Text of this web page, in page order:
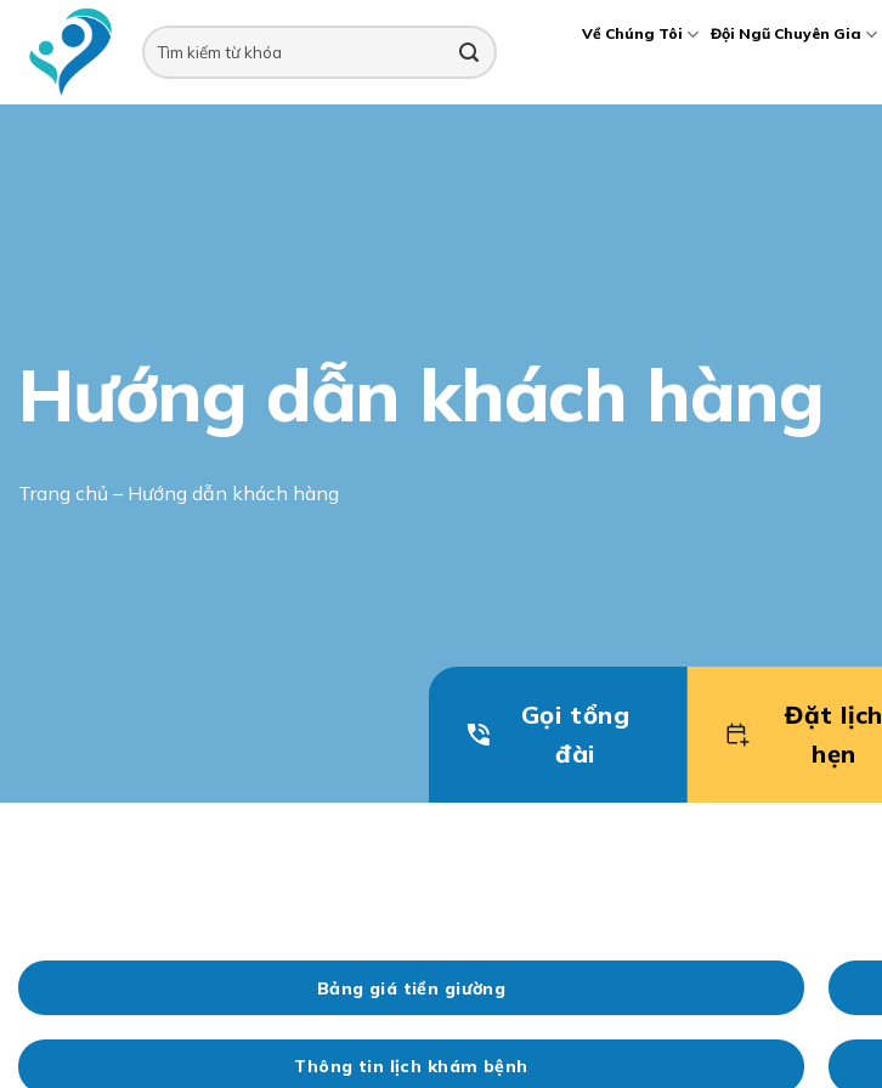
content
Về Chúng Tôi Đội Ngũ Chuyên Gia
Hướng dẫn khách hàng
Trang chủ – Hướng dẫn khách hàng
Gọi tổng
đài
Đặt lịch
hẹn
Bảng giá tiền giường
Thông tin lịch khám bệnh